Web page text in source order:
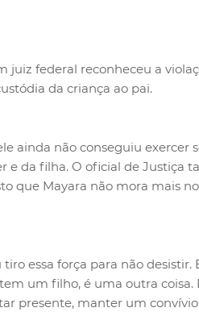
juiz federal reconheceu a
da criança ao pai.
ainda não conseguiu exercer
e da filha. O oficial de Justiça
que Mayara não mora mais
tiro essa força para não
um filho, é uma outra coisa.
presente, manter um